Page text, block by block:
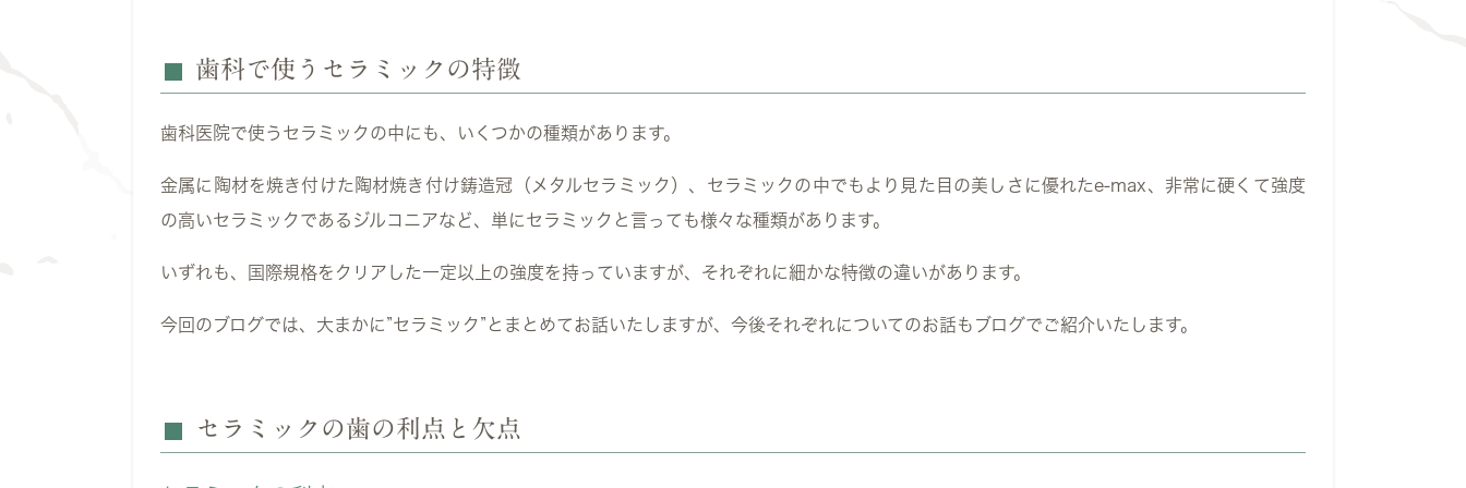
歯科で使うセラミックの特徴
歯科医院で使うセラミックの中にも、いくつかの種類があります。
金属に陶材を焼き付けた陶材焼き付け鋳造冠（メタルセラミック）、セラミックの中でもより見た目の美しさに優れたe-max、非常に硬くて強度
の高いセラミックであるジルコニアなど、単にセラミックと言っても様々な種類があります。
いずれも、国際規格をクリアした一定以上の強度を持っていますが、それぞれに細かな特徴の違いがあります。
今回のブログでは、大まかに”セラミック”とまとめてお話いたしますが、今後それぞれについてのお話もブログでご紹介いたします。
セラミックの歯の利点と欠点